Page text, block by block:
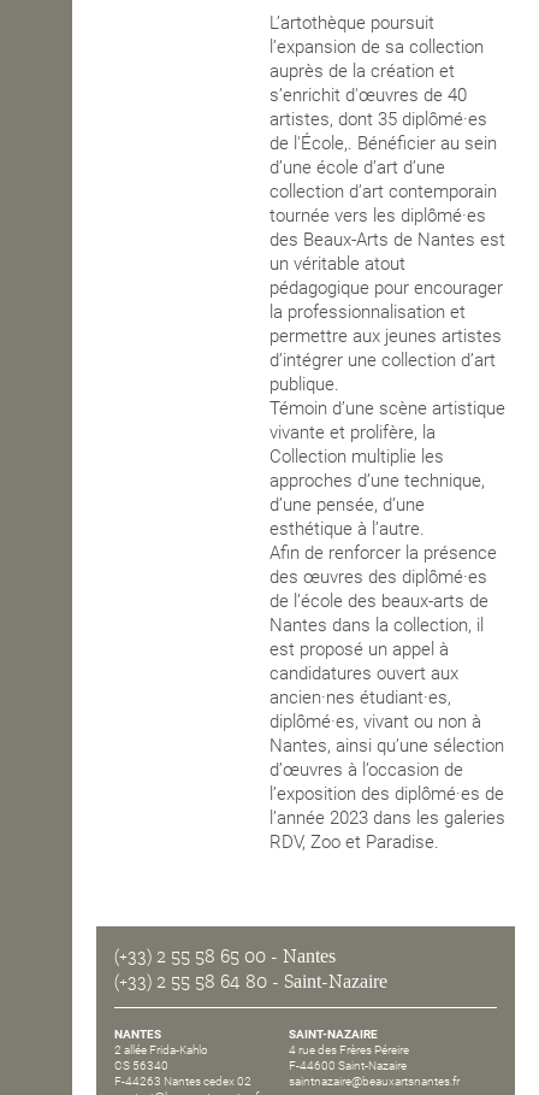
L’artothèque poursuit
l’expansion de sa collection
auprès de la création et
s’enrichit d'œuvres de 40
artistes, dont 35 diplômé·es
de l'École,. Bénéficier au sein
d’une école d’art d’une
collection d’art contemporain
tournée vers les diplômé·es
des Beaux-Arts de Nantes est
un véritable atout
pédagogique pour encourager
la professionnalisation et
permettre aux jeunes artistes
d’intégrer une collection d’art
publique.
Témoin d’une scène artistique
vivante et prolifère, la
Collection multiplie les
approches d’une technique,
d’une pensée, d’une
esthétique à l’autre.
Afin de renforcer la présence
des œuvres des diplômé·es
de l’école des beaux-arts de
Nantes dans la collection, il
est proposé un appel à
candidatures ouvert aux
ancien·nes étudiant·es,
diplômé·es, vivant ou non à
Nantes, ainsi qu’une sélection
d’œuvres à l’occasion de
l’exposition des diplômé·es de
l’année 2023 dans les galeries
RDV, Zoo et Paradise.
(+33) 2 55 58 65 00 - Nantes
(+33) 2 55 58 64 80 - Saint-Nazaire
NANTES
2 allée Frida-Kahlo
CS 56340
F-44263 Nantes cedex 02
SAINT-NAZAIRE
4 rue des Frères Péreire
F-44600 Saint-Nazaire
saintnazaire@beauxartsnantes.fr